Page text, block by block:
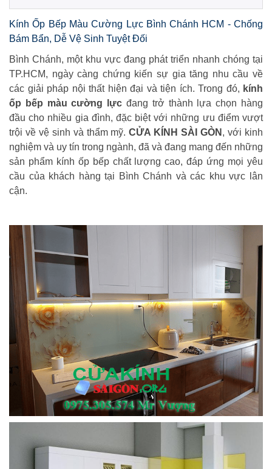
Kính Ốp Bếp Màu Cường Lực Bình Chánh HCM - Chống
Bám Bẩn, Dễ Vệ Sinh Tuyệt Đối
Bình Chánh, một khu vực đang phát triển nhanh chóng tại
TP.HCM, ngày càng chứng kiến sự gia tăng nhu cầu về
các giải pháp nội thất hiện đại và tiện ích. Trong đó, kính
ốp bếp màu cường lực đang trở thành lựa chọn hàng
đầu cho nhiều gia đình, đặc biệt với những ưu điểm vượt
trội về vệ sinh và thẩm mỹ.CỬA KÍNH SÀI GÒN , với kinh
nghiệm và uy tín trong ngành, đã và đang mang đến những
sản phẩm kính ốp bếp chất lượng cao, đáp ứng mọi yêu
cầu của khách hàng tại Bình Chánh và các khu vực lân
cận.